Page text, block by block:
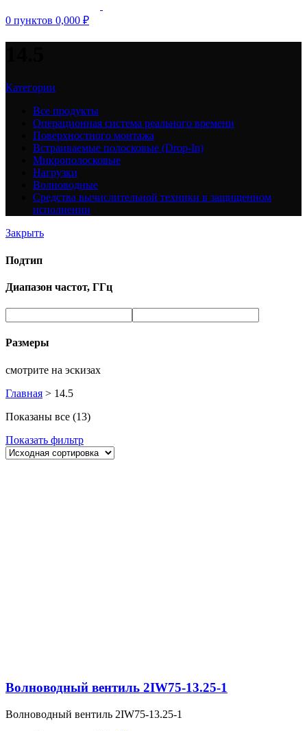
0 пунктов 0,000 ₽
Категории
Все продукты
Операционная система реального времени
Поверхностного монтажа
Встраиваемые полосковые (Drop-In)
Микрополосковые
Нагрузки
Волноводные
Средства вычислительной техники в защищенном
исполнении
Закрыть
Подтип
Диапазон частот, ГГц
Размеры
смотрите на эскизах
Главная > 14.5
Показаны все (13)
Показать фильтр
Волноводный вентиль 2IW75-13.25-1
Волноводный вентиль 2IW75-13.25-1